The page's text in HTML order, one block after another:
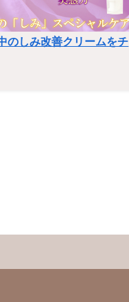
のしみ改善クリームをチ